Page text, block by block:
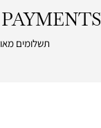
|
תשלומים